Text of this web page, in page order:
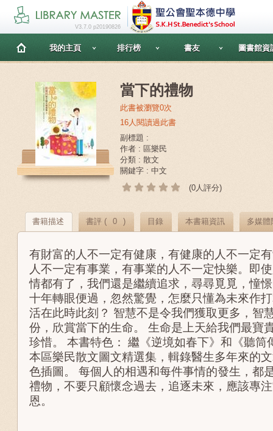
V3.7.0 p20190826
我的主頁 排行榜 書友 圖書館資
當下的禮物
此書被瀏覽0次
16人閱讀過此書
副標題 :
作者 : 區樂民
分類 : 散文
關鍵字 : 中文
(0人評分)
書籍描述 書評 ( 0 ) 目錄 本書籍資訊 多媒體
有財富的人不一定有健康，有健康的人不一定
人不一定有事業，有事業的人不一定快樂。即
情都有了，我們還是繼續追求，尋尋覓覓，憧
十年轉眼便過，忽然驚覺，怎麼只懂為未來作
活在此時此刻？ 智慧不是令我們獲取更多，智
份，欣賞當下的生命。 生命是上天給我們最寶
珍惜。 本書特色： 繼《逆境如春下》和《聽筒
本區樂民散文圖文精選集，輯錄醫生多年來的
色插圖。 每個人的相遇和每件事情的發生，都
禮物，不要只顧懷念過去，追逐未來，應該專
恩。